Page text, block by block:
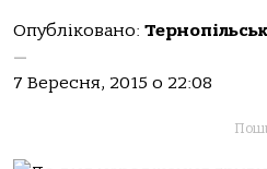
Опубліковано:
—
7 Вересня, 2015 о 22:08